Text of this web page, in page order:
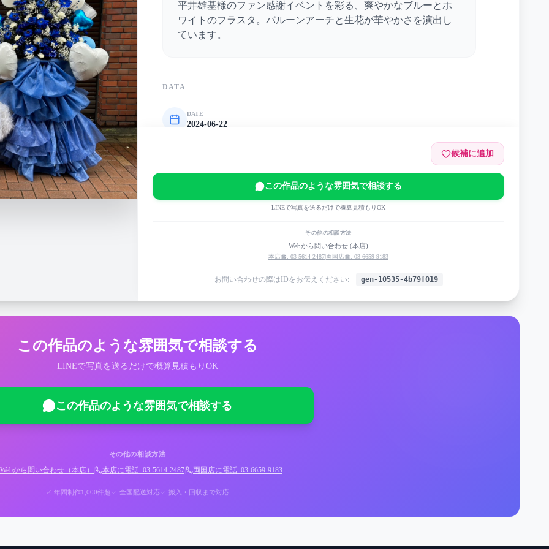
平井雄基様のファン感謝イベントを彩る、爽やかなブルーとホ
ワイトのフラスタ。バルーンアーチと生花が華やかさを演出し
ています。
DATA
DATE
2024-06-22
平井雄基 ファン感謝イベント
候補に追加
この作品のような雰囲気で相談する
LINEで写真を送るだけで概算見積もりOK
その他の相談方法
Webから問い合わせ (本店)
本店☎: 03-5614-2487|両国店☎: 03-6659-9183
お問い合わせの際はIDをお伝えください: gen-10535-4b79f019
この作品のような雰囲気で相談する
LINEで写真を送るだけで概算見積もりOK
この作品のような雰囲気で相談する
その他の相談方法
Webから問い合わせ（本店） 本店に電話: 03-5614-2487 両国店に電話: 03-6659-9183
✓ 年間制作1,000件超 ✓ 全国配送対応✓ 搬入・回収まで対応